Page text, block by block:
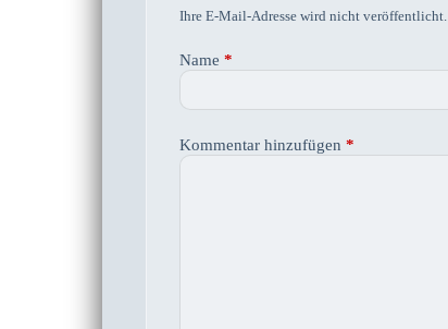
Ihre E-Mail-Adresse wird nicht veröffentlicht.
Name *
Kommentar hinzufügen *